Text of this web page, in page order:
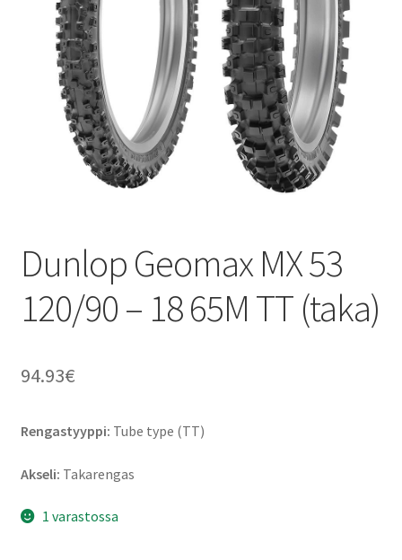
Dunlop Geomax MX 53
120/90 – 18 65M TT (taka)
94.93€
Rengastyyppi: Tube type (TT)
Akseli: Takarengas
1 varastossa